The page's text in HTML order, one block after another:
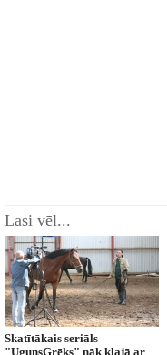
Lasi vēl...
Skatītākais seriāls
"UgunsGrēks" nāk klajā ar